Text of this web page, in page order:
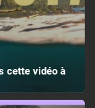
cette vidéo à